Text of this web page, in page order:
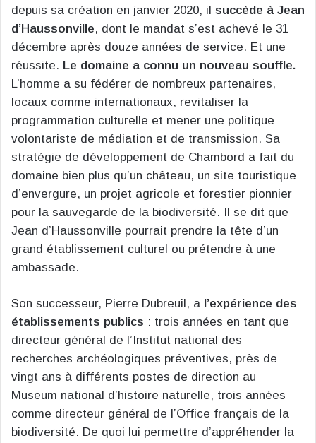
depuis sa création en janvier 2020, il succède à Jean
d’Haussonville, dont le mandat s’est achevé le 31
décembre après douze années de service. Et une
réussite. Le domaine a connu un nouveau souffle.
L’homme a su fédérer de nombreux partenaires,
locaux comme internationaux, revitaliser la
programmation culturelle et mener une politique
volontariste de médiation et de transmission. Sa
stratégie de développement de Chambord a fait du
domaine bien plus qu’un château, un site touristique
d’envergure, un projet agricole et forestier pionnier
pour la sauvegarde de la biodiversité. Il se dit que
Jean d’Haussonville pourrait prendre la tête d’un
grand établissement culturel ou prétendre à une
ambassade.
Son successeur, Pierre Dubreuil, a l’expérience des
établissements publics : trois années en tant que
directeur général de l’Institut national des
recherches archéologiques préventives, près de
vingt ans à différents postes de direction au
Museum national d’histoire naturelle, trois années
comme directeur général de l’Office français de la
biodiversité. De quoi lui permettre d’appréhender la